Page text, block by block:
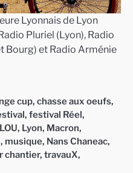
Lyonnais de Lyon
Pluriel (Lyon), Radio
Bourg) et Radio Arménie
cup, chasse aux oeufs,
, festival Réel,
LOU, Lyon, Macron,
, musique, Nans Chaneac,
chantier, travauX,